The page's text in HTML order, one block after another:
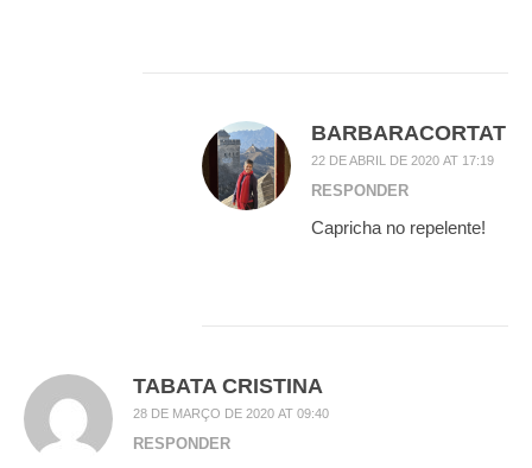
BARBARACORTAT
22 DE ABRIL DE 2020 AT 17:19
RESPONDER
Capricha no repelente!
TABATA CRISTINA
28 DE MARÇO DE 2020 AT 09:40
RESPONDER